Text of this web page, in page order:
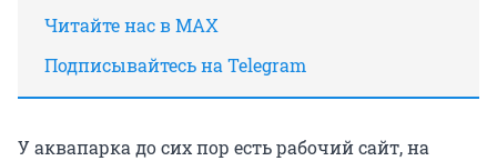
Читайте нас в MAX
Подписывайтесь на Telegram
У аквапарка до сих пор есть рабочий сайт, на